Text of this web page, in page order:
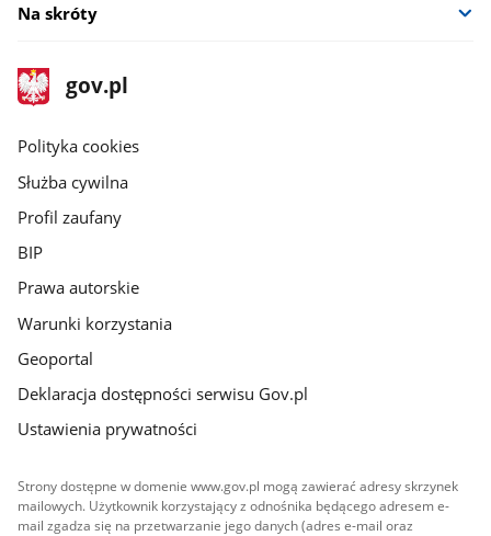
Na skróty
stopka
gov.pl
Strona
gov.pl
gov.pl
Polityka cookies
Służba cywilna
Profil zaufany
BIP
Prawa autorskie
Warunki korzystania
Geoportal
Deklaracja dostępności serwisu Gov.pl
Ustawienia prywatności
Strony dostępne w domenie www.gov.pl mogą zawierać adresy skrzynek
mailowych. Użytkownik korzystający z odnośnika będącego adresem e-
mail zgadza się na przetwarzanie jego danych (adres e-mail oraz